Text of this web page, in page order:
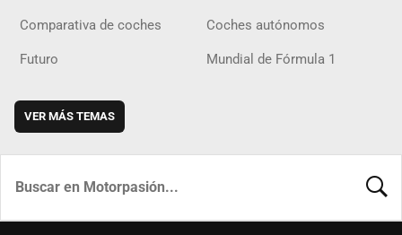
Comparativa de coches Coches autónomos
Futuro Mundial de Fórmula 1
VER MÁS TEMAS